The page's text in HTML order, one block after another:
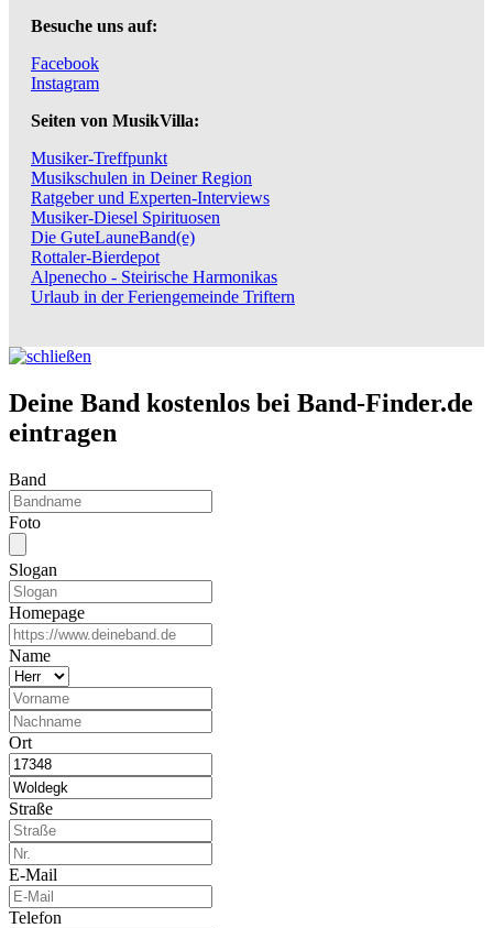
Besuche uns auf:
Facebook
Instagram
Seiten von MusikVilla:
Musiker-Treffpunkt
Musikschulen in Deiner Region
Ratgeber und Experten-Interviews
Musiker-Diesel Spirituosen
Die GuteLauneBand(e)
Rottaler-Bierdepot
Alpenecho - Steirische Harmonikas
Urlaub in der Feriengemeinde Triftern
Deine Band kostenlos bei Band-Finder.de
eintragen
Band
Foto
Slogan
Homepage
Name
Ort
Straße
E-Mail
Telefon